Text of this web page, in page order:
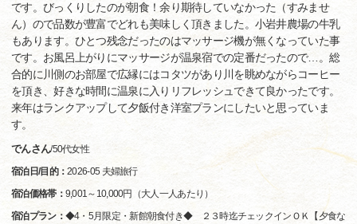
です。びっくりしたのが朝食！余り期待していなかった（すみませ
ん）ので品数が豊富でどれも美味しく頂きました。小岩井農場の牛乳
もあります。ひとつ残念だったのはマッサージ機が無くなっていた事
です。お風呂上がりにマッサージが温泉宿での定番だったので…。総
合的に川側のお部屋で広縁にはコタツがあり川を眺めながらコーヒー
を頂き、好きな時間に温泉に入りリフレッシュできて良かったです。
来年はランクアップして夕飯付き洋室プランにしたいと思っていま
す。
でんさん/50代女性
宿泊日/目的：2026-05 夫婦旅行
宿泊価格帯： 9,001～10,000円（大人一人あたり）
宿泊プラン： ◆4・5月限定・新館朝食付き◆ ２３時迄チェックインＯＫ【夕食な